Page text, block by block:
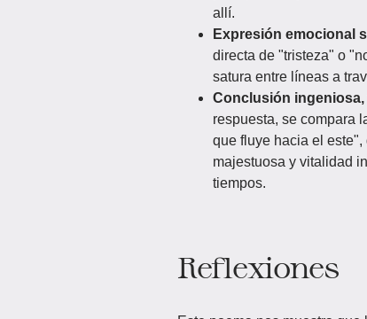
allí.
Expresión emocional
directa de "tristeza" o
satura entre líneas a
Conclusión ingeniosa,
respuesta, se compara
que fluye hacia el
majestuosa y vitalidad
tiempos.
Reflexiones